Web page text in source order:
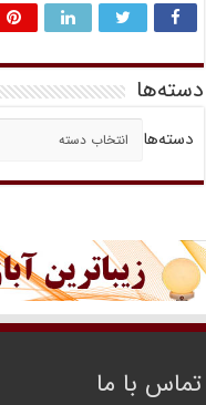
دسته‌ها
دسته‌ها
تماس با ما